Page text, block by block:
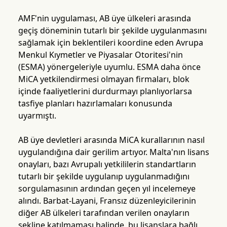
AMF'nin uygulaması, AB üye ülkeleri arasında
geçiş döneminin tutarlı bir şekilde uygulanmasını
sağlamak için beklentileri koordine eden Avrupa
Menkul Kıymetler ve Piyasalar Otoritesi'nin
(ESMA) yönergeleriyle uyumlu. ESMA daha önce
MiCA yetkilendirmesi olmayan firmaları, blok
içinde faaliyetlerini durdurmayı planlıyorlarsa
tasfiye planları hazırlamaları konusunda
uyarmıştı.
AB üye devletleri arasında MiCA kurallarının nasıl
uygulandığına dair gerilim artıyor. Malta'nın lisans
onayları, bazı Avrupalı yetkililerin standartların
tutarlı bir şekilde uygulanıp uygulanmadığını
sorgulamasının ardından geçen yıl incelemeye
alındı. Barbat-Layani, Fransız düzenleyicilerinin
diğer AB ülkeleri tarafından verilen onayların